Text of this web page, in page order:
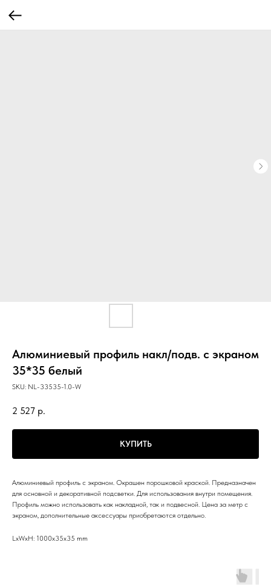
Алюминиевый профиль накл/подв. с экраном
35*35 белый
SKU: NL-33535-1.0-W
2 527 р.
КУПИТЬ
Алюминиевый профиль с экраном. Окрашен порошковой краской. Предназначен
для основной и декоративной подсветки. Для использования внутри помещения.
Профиль можно использовать как накладной, так и подвесной. Цена за метр с
экраном, дополнительные аксессуары приобретаются отдельно.
LxWxH: 1000x35x35 mm